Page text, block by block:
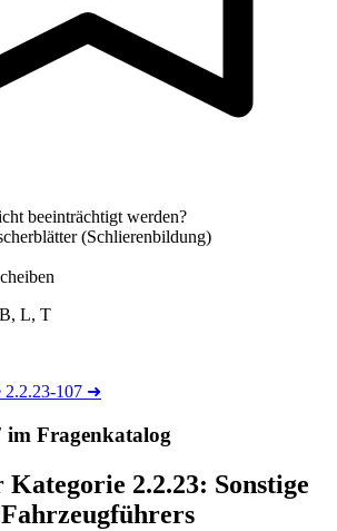
beeinträchtigt werden?
(Schlierenbildung)
B, L, T
107 ➜
im Fragenkatalog
2.2.23: Sonstige